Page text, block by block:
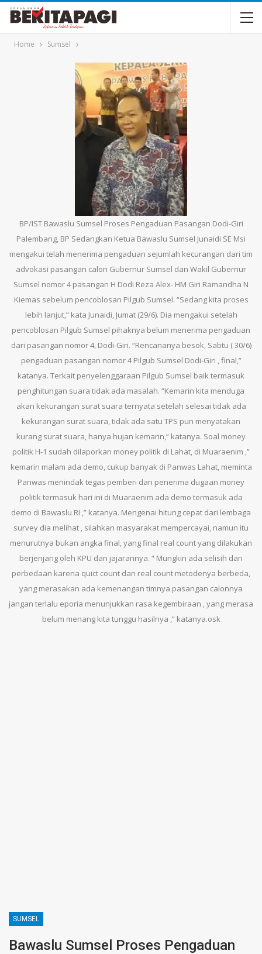
Home Sumsel
BP/IST Bawaslu Sumsel Proses Pengaduan Pasangan Dodi-Giri
Palembang, BP Sedangkan Ketua Bawaslu Sumsel Junaidi SE Msi
mengakui telah menerima pengaduan sejumlah kecurangan dari tim
advokasi pasangan calon Gubernur Sumsel dan Wakil Gubernur
Sumsel nomor 4 pasangan H Dodi Reza Alex- HM Giri Ramandha N
Kiemas sebelum pencoblosan Pilgub Sumsel. “Sedang kita proses
lebih lanjut,” kata Junaidi, Jumat (29/6). Dia mengakui setelah
pencoblosan Pilgub Sumsel pihaknya belum menerima pengaduan
dari pasangan nomor 4, Dodi-Giri. “Rencananya besok, Sabtu ( 30/6)
pengaduan pasangan nomor 4 Pilgub Sumsel Dodi-Giri , final,”
katanya. Terkait penyelenggaraan Pilgub Sumsel baik termasuk
penghitungan suara tidak ada masalah. “Kemarin kita menduga
akan kekurangan surat suara ternyata setelah selesai tidak ada
kekurangan surat suara, tidak ada satu TPS pun menyatakan
kurang surat suara, hanya hujan kemarin,” katanya. Soal money
politik H-1 sudah dilaporkan money politik di Lahat, di Muaraenim ,”
kemarin malam ada demo, cukup banyak di Panwas Lahat, meminta
Panwas menindak tegas pemberi dan penerima dugaan money
politik termasuk hari ini di Muaraenim ada demo termasuk ada
demo di Bawaslu RI ,” katanya. Mengenai hitung cepat dari lembaga
survey dia melihat , silahkan masyarakat mempercayai, namun itu
menurutnya bukan angka final, yang final real count yang dilakukan
berjenjang oleh KPU dan jajarannya. “ Mungkin ada selisih dan
perbedaan karena quict count dan real count metodenya berbeda,
yang merasakan ada kemenangan timnya pasangan calonnya
jangan terlalu eporia menunjukkan rasa kegembiraan , yang merasa
belum menang kita tunggu hasilnya ,” katanya.osk
SUMSEL
Bawaslu Sumsel Proses Pengaduan